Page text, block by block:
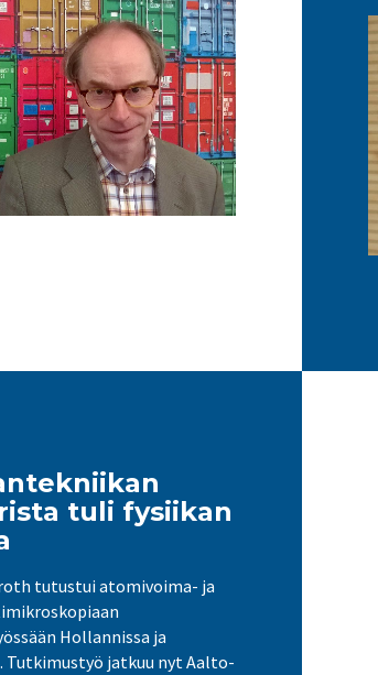
tuli fysiikan
tutustui atomivoima- ja
Hollannissa ja
Tutkimustyö jatkuu nyt Aalto-